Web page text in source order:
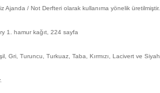
Ajanda / Not Derfteri olarak kullanıma yönelik üretilmiştir.
1. hamur kağıt, 224 sayfa
Gri, Turuncu, Turkuaz, Taba, Kırmızı, Lacivert ve Siyah